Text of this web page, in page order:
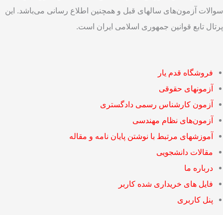
سوالات آزمون‌های سالهای قبل و همچنین اطلاع رسانی می‌باشد. این
پرتال تابع قوانین جمهوری اسلامی ایران است.
فروشگاه قدم یار
آزمونهای حقوقی
آزمون کارشناس رسمی دادگستری
آزمون‌های نظام مهندسی
آموزشهای مرتبط با نوشتن پایان نامه و مقاله
مقالات دانشجویی
درباره ما
فایل های خریداری شده کاربر
پنل کاربری